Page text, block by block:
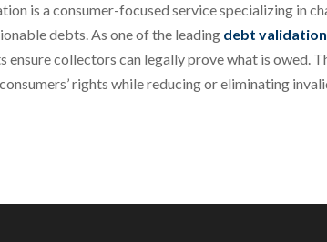
is a consumer-focused service specializing in
debts. As one of the leading debt
ensure collectors can legally prove what is owed.
rights while reducing or eliminating